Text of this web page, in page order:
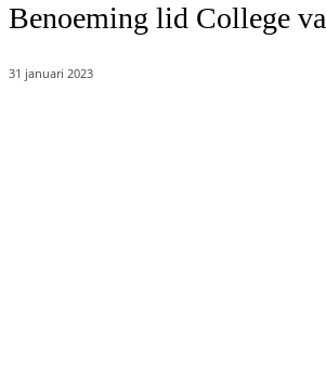
Benoeming lid College
31 januari 2023